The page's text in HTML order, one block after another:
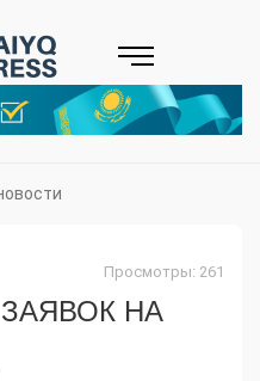
Просмотры: 261
НА